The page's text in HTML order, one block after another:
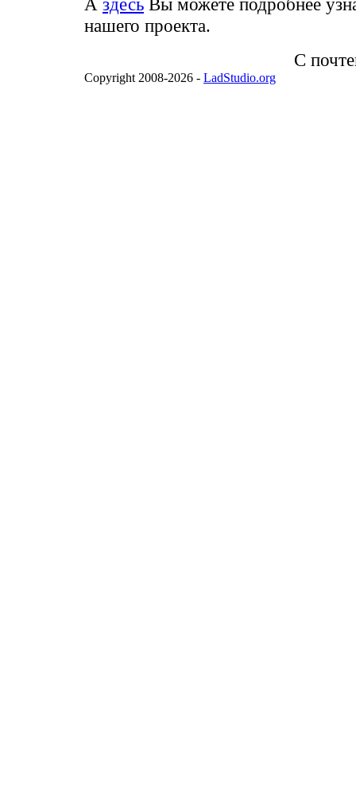
нашего проекта.
С
Copyright 2008-2026 - LadStudio.org